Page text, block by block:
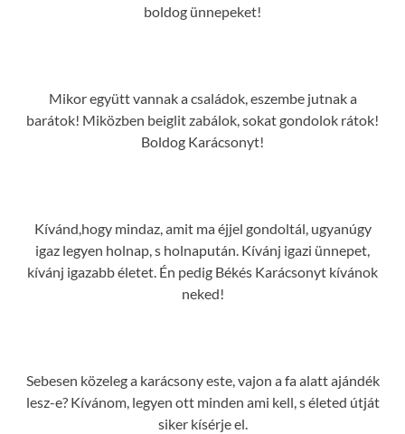
boldog ünnepeket!
Mikor együtt vannak a családok, eszembe jutnak a
barátok! Miközben beiglit zabálok, sokat gondolok rátok!
Boldog Karácsonyt!
Kívánd,hogy mindaz, amit ma éjjel gondoltál, ugyanúgy
igaz legyen holnap, s holnapután. Kívánj igazi ünnepet,
kívánj igazabb életet. Én pedig Békés Karácsonyt kívánok
neked!
Sebesen közeleg a karácsony este, vajon a fa alatt ajándék
lesz-e? Kívánom, legyen ott minden ami kell, s életed útját
siker kísérje el.